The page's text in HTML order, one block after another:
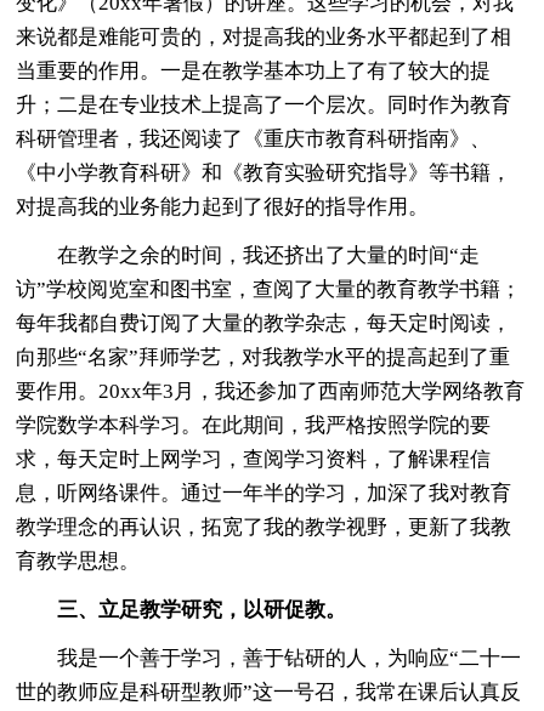
来说都是难能可贵的，对提高我的业务水平都起到了相
当重要的作用。一是在教学基本功上了有了较大的提
升；二是在专业技术上提高了一个层次。同时作为教育
科研管理者，我还阅读了《重庆市教育科研指南》、
《中小学教育科研》和《教育实验研究指导》等书籍，
对提高我的业务能力起到了很好的指导作用。
在教学之余的时间，我还挤出了大量的时间“走
访”学校阅览室和图书室，查阅了大量的教育教学书籍；
每年我都自费订阅了大量的教学杂志，每天定时阅读，
向那些“名家”拜师学艺，对我教学水平的提高起到了重
要作用。20xx年3月，我还参加了西南师范大学网络教育
学院数学本科学习。在此期间，我严格按照学院的要
求，每天定时上网学习，查阅学习资料，了解课程信
息，听网络课件。通过一年半的学习，加深了我对教育
教学理念的再认识，拓宽了我的教学视野，更新了我教
育教学思想。
三、立足教学研究，以研促教。
我是一个善于学习，善于钻研的人，为响应“二十一
世的教师应是科研型教师”这一号召，我常在课后认真反